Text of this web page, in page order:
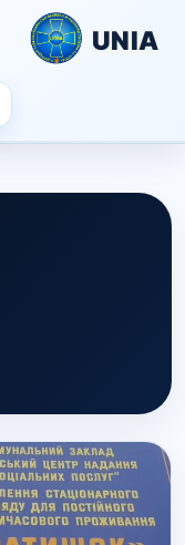
UNIA